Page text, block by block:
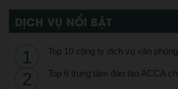
DỊCH VỤ NỔI BẬT
Top 10 công ty dịch vụ văn
Top 6 trung tâm đào tạo ACCA